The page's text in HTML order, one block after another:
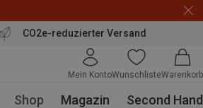
CO2e-reduzierter Versand
Mein KontoWunschlisteWarenkorb
Shop Magazin Second Hand